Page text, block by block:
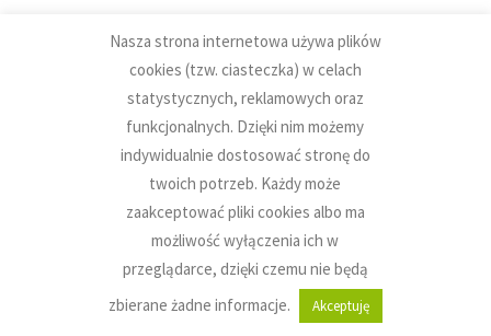
Dodane przezlizards
Stopka
Realizacja:
Nasza strona internetowa używa plików
cookies (tzw. ciasteczka) w celach
statystycznych, reklamowych oraz
funkcjonalnych. Dzięki nim możemy
indywidualnie dostosować stronę do
twoich potrzeb. Każdy może
zaakceptować pliki cookies albo ma
możliwość wyłączenia ich w
przeglądarce, dzięki czemu nie będą
zbierane żadne informacje.
Akceptuję